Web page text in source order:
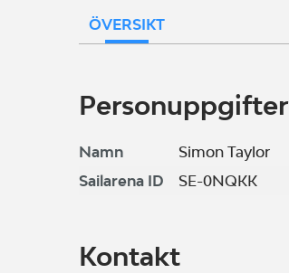
ÖVERSIKT
Personuppgifter
Namn
Simon Taylor
Sailarena ID
SE-0NQKK
Kontakt